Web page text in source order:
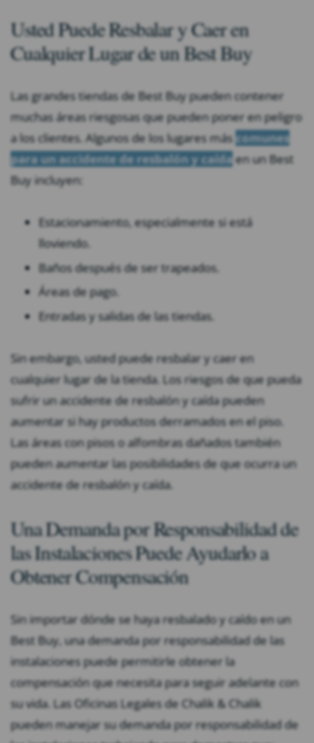
Usted Puede Resbalar y Caer en
Cualquier Lugar de un Best Buy
Las grandes tiendas de Best Buy pueden contener
muchas áreas riesgosas que pueden poner en peligro
a los clientes. Algunos de los lugares máscomunes
para un accidente de resbalón y caídaen un Best
Buy incluyen:
Estacionamiento, especialmente si está
lloviendo.
Baños después de ser trapeados.
Áreas de pago.
Entradas y salidas de las tiendas.
Sin embargo, usted puede resbalar y caer en
cualquier lugar de la tienda. Los riesgos de que pueda
sufrir un accidente de resbalón y caída pueden
aumentar si hay productos derramados en el piso.
Las áreas con pisos o alfombras dañados también
pueden aumentar las posibilidades de que ocurra un
accidente de resbalón y caída.
Una Demanda por Responsabilidad de
las Instalaciones Puede Ayudarlo a
Obtener Compensación
Sin importar dónde se haya resbalado y caído en un
Best Buy, una demanda por responsabilidad de las
instalaciones puede permitirle obtener la
compensación que necesita para seguir adelante con
su vida. Las Oficinas Legales de Chalik & Chalik
pueden manejar su demanda por responsabilidad de